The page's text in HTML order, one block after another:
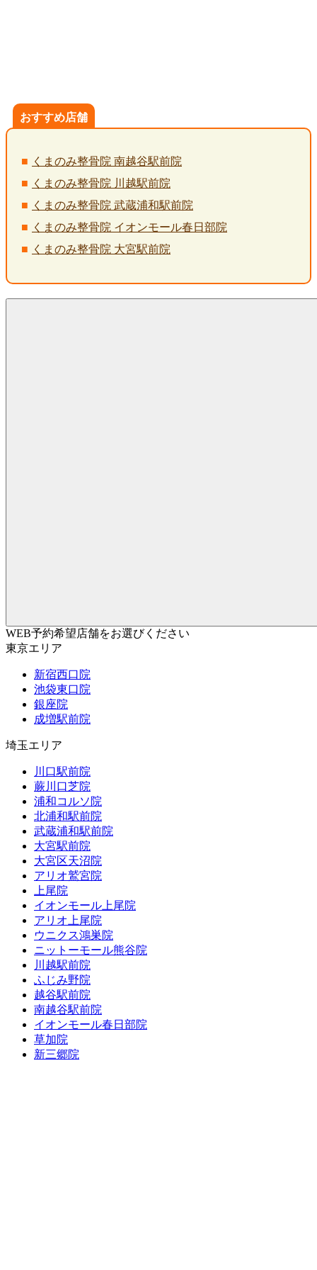
おすすめ店舗
くまのみ整骨院 南越谷駅前院
くまのみ整骨院 川越駅前院
くまのみ整骨院 武蔵浦和駅前院
くまのみ整骨院 イオンモール春日部院
くまのみ整骨院 大宮駅前院
WEB予約希望店舗をお選びください
東京エリア
新宿西口院
池袋東口院
銀座院
成増駅前院
埼玉エリア
川口駅前院
蕨川口芝院
浦和コルソ院
北浦和駅前院
武蔵浦和駅前院
大宮駅前院
大宮区天沼院
アリオ鷲宮院
上尾院
イオンモール上尾院
アリオ上尾院
ウニクス鴻巣院
ニットーモール熊谷院
川越駅前院
ふじみ野院
越谷駅前院
南越谷駅前院
イオンモール春日部院
草加院
新三郷院